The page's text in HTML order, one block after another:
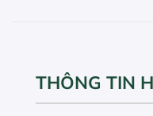
THÔNG TIN